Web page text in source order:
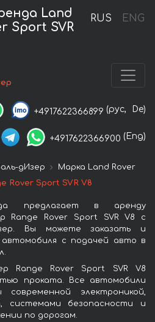
RUS ENG
Land
Sport SVR
+4917622366899 (рус, De)
+4917622366900 (Eng)
дИзер
Марка Land Rover
Rover Sport SVR V8
предлагает в аренду
Range Rover Sport SVR V8 с
Вы можете заказать и
с подачей авто в
Range Rover Sport SVR V8
проката. Все автомобили
электроникой,
системами безопасности и
по дорогам.